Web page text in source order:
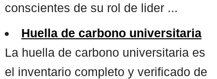
conscientes de su rol de lider ...
Huella de carbono universitaria
La huella de carbono universitaria es
el inventario completo y verificado de